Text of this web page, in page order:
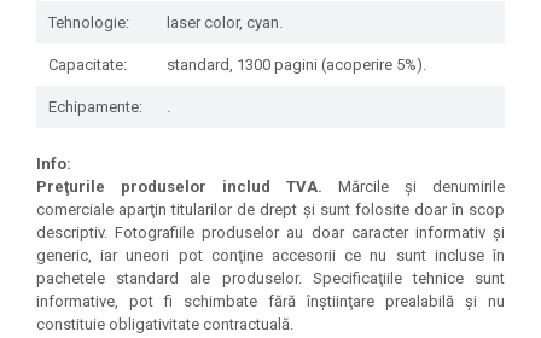
Tehnologie: laser color, cyan.
Capacitate: standard, 1300 pagini (acoperire 5%).
Echipamente:
Info:
Preţurile produselor includ TVA. Mărcile şi denumirile
comerciale aparţin titularilor de drept şi sunt folosite doar în scop
descriptiv. Fotografiile produselor au doar caracter informativ şi
generic, iar uneori pot conţine accesorii ce nu sunt incluse în
pachetele standard ale produselor. Specificaţiile tehnice sunt
informative, pot fi schimbate fără înştiinţare prealabilă şi nu
constituie obligativitate contractuală.